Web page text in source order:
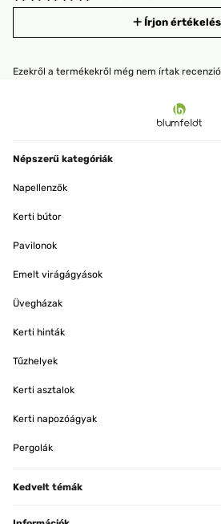
Írjon
Ezekről a termékekről még nem írtak
Népszerű kategóriák
Napellenzők
Kerti bútor
Pavilonok
Emelt virágágyások
Üvegházak
Kerti hinták
Tűzhelyek
Kerti asztalok
Kerti napozóágyak
Pergolák
Kedvelt témák